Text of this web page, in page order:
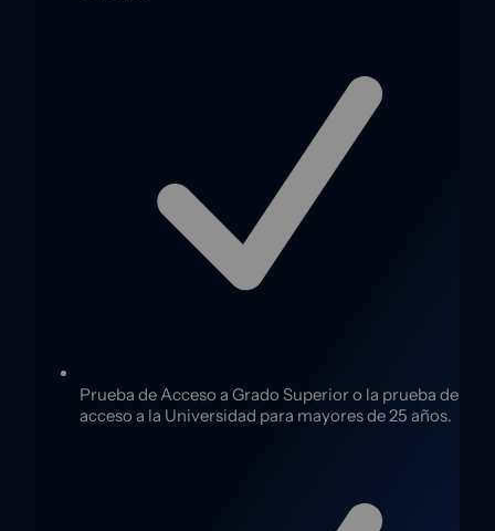
Prueba de Acceso a Grado Superior o la prueba de
acceso a la Universidad para mayores de 25 años.